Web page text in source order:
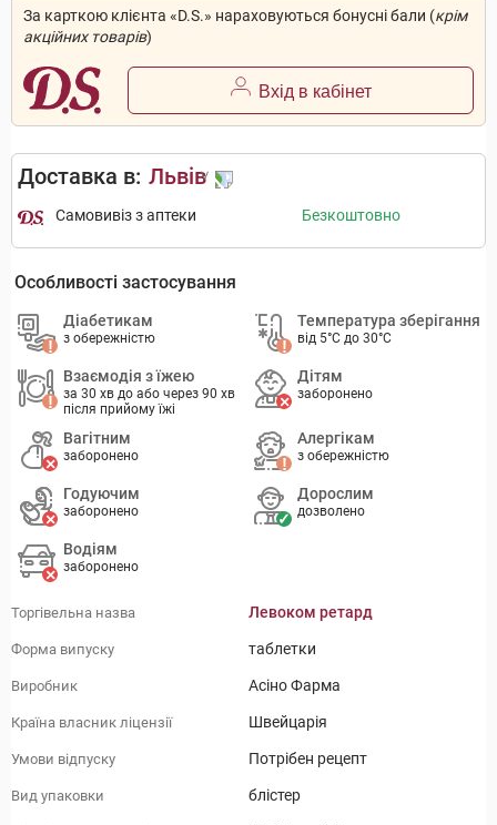
За карткою клієнта «D.S.» нараховуються бонусні бали (крім
акційних товарів)
Вхід в кабінет
Доставка в: Львів
Самовивіз з аптеки Безкоштовно
Особливості застосування
Діабетикам
з обережністю
Температура зберігання
від 5°C до 30°C
Взаємодія з їжею
за 30 хв до або через 90 хв
після прийому їжі
Дітям
заборонено
Вагітним
заборонено
Алергікам
з обережністю
Годуючим
заборонено
Дорослим
дозволено
Водіям
заборонено
Торгівельна назва Левоком ретард
Форма випуску таблетки
Виробник Асіно Фарма
Країна власник ліцензії Швейцарія
Умови відпуску Потрібен рецепт
Вид упаковки блістер